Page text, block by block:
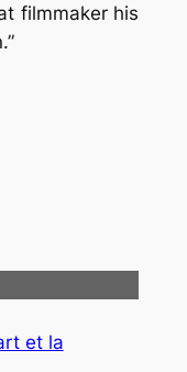
filmmaker his
et la